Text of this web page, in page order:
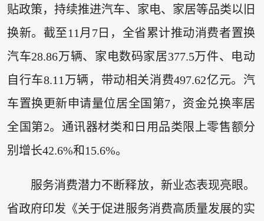
贴政策，持续推进汽车、家电、家居等品类以旧
换新。截至11月7日，全省累计推动消费者置换
汽车28.86万辆、家电数码家居377.5万件、电动
自行车8.11万辆，带动相关消费497.62亿元。汽
车置换更新申请量位居全国第7，资金兑换率居
全国第2。通讯器材类和日用品类限上零售额分
别增长42.6%和15.6%。
服务消费潜力不断释放，新业态表现亮眼。
省政府印发《关于促进服务消费高质量发展的实